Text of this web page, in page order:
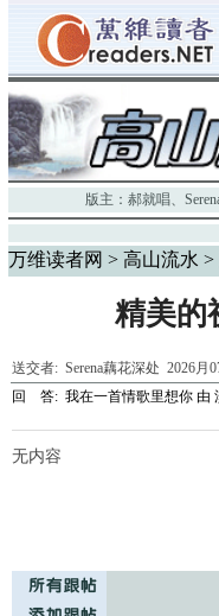
版主： 郝就唱、
万维读者网 > 高山流水 >
精美的
送交者: Serena藕花深处 2026月
回 答: 我在一首情歌里想你 由
无内容